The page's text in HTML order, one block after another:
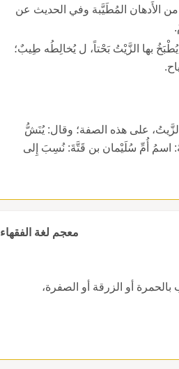
من الأَدهان المُطَيَّبة وفي الحديث عن
يُطْبَخُ بها الزَّيْتُ بَحْتاً، ل يُخالِطُه طِيبٌ؛
الزَّيتُ، على هذه الصفة؛ وقال: يُنَشُّ
اسمُ أُمِّ سُلَيْمان بن قَتَّةَ: نُسِبَ إِلى
معجم لغة الفقهاء
أو الزرقة أو الصفرة،